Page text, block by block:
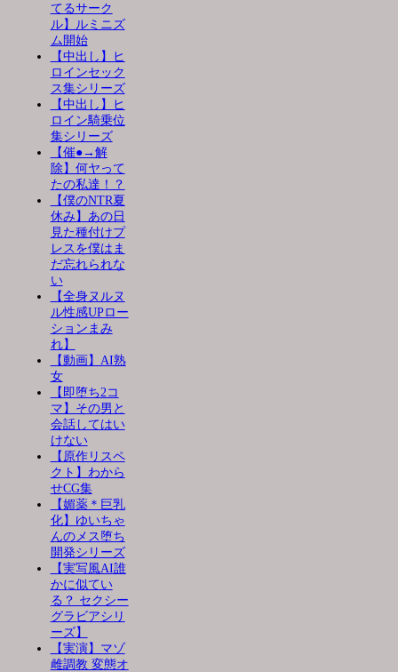
てるサーク
ル】ルミニズ
ム開始
【中出し】ヒ
ロインセック
ス集シリーズ
【中出し】ヒ
ロイン騎乗位
集シリーズ
【催●→解
除】何ヤって
たの私達！？
【僕のNTR夏
休み】あの日
見た種付けプ
レスを僕はま
だ忘れられな
い
【全身ヌルヌ
ル性感UPロー
ションまみ
れ】
【動画】AI熟
女
【即堕ち2コ
マ】その男と
会話してはい
けない
【原作リスペ
クト】わから
せCG集
【媚薬＊巨乳
化】ゆいちゃ
んのメス堕ち
開発シリーズ
【実写風AI誰
かに似てい
る？ セクシー
グラビアシリ
ーズ】
【実演】マゾ
雌調教 変態オ